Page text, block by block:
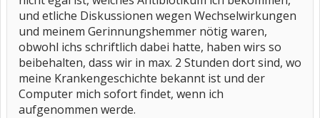
und etliche Diskussionen wegen Wechselwirkungen
und meinem Gerinnungshemmer nötig waren,
obwohl ichs schriftlich dabei hatte, haben wirs so
beibehalten, dass wir in max. 2 Stunden dort sind, wo
meine Krankengeschichte bekannt ist und der
Computer mich sofort findet, wenn ich
aufgenommen werde.